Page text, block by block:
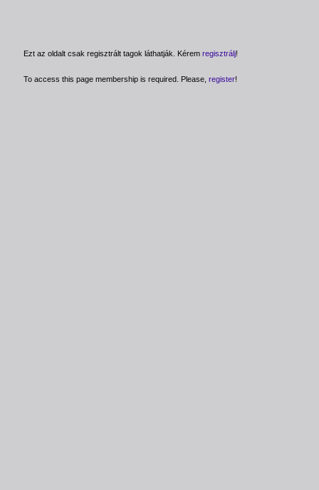
Ezt az oldalt csak regisztrált tagok láthatják. Kérem regisztrálj!
To access this page membership is required. Please, register!